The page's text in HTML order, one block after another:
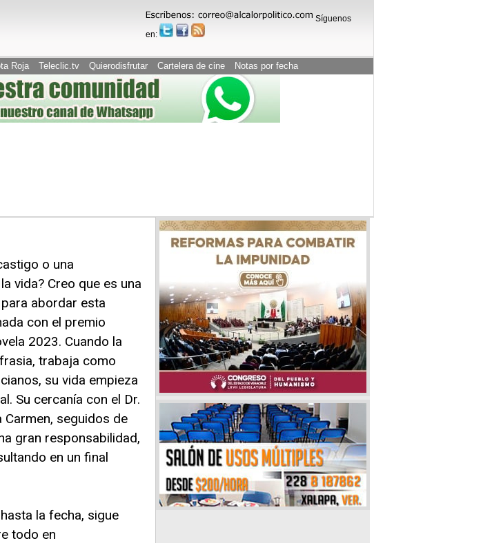
Síguenos
en:
Roja Teleclic.tv Quierodisfrutar Cartelera de cine Notas por fecha
o una
vida? Creo que es una
abordar esta
con el premio
2023. Cuando la
trabaja como
su vida empieza
Su cercanía con el Dr.
Carmen, seguidos de
gran responsabilidad,
en un final
la fecha, sigue
todo en